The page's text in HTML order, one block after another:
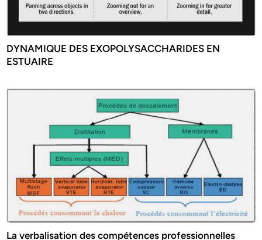
DYNAMIQUE DES EXOPOLYSACCHARIDES EN
ESTUAIRE
La verbalisation des compétences professionnelles